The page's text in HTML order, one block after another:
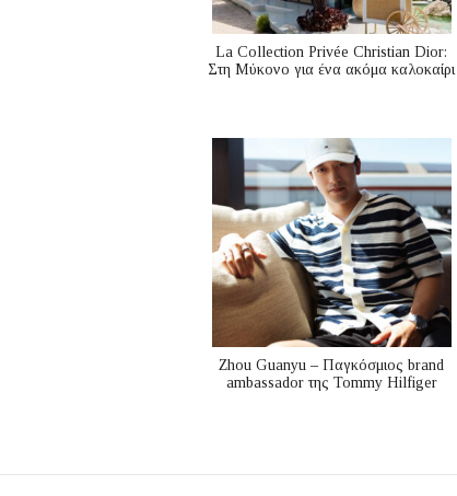
La Collection Privée Christian Dior:
Στη Μύκονο για ένα ακόμα καλοκαίρι
Zhou Guanyu – Παγκόσμιος brand
ambassador της Tommy Hilfiger